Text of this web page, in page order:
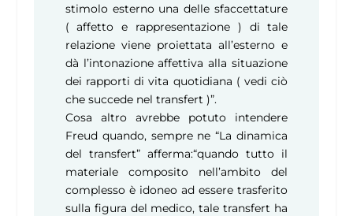
stimolo esterno una delle sfaccettature
( affetto e rappresentazione ) di tale
relazione viene proiettata all’esterno e
dà l’intonazione affettiva alla situazione
dei rapporti di vita quotidiana ( vedi ciò
che succede nel transfert )”.
Cosa altro avrebbe potuto intendere
Freud quando, sempre ne “La dinamica
del transfert” afferma:“quando tutto il
materiale composito nell’ambito del
complesso è idoneo ad essere trasferito
sulla figura del medico, tale transfert ha